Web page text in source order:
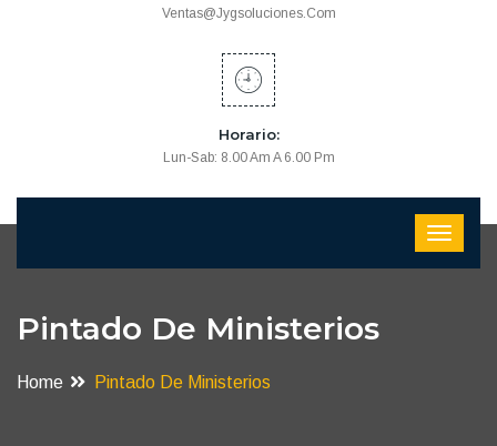
Ventas@jygsoluciones.com
Horario:
Lun-Sab: 8.00 Am A 6.00 Pm
Pintado De Ministerios
Home Pintado De Ministerios